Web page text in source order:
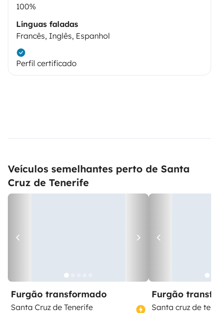
100%
Línguas faladas
Francês, Inglês, Espanhol
Perfil certificado
Veículos semelhantes perto de Santa
Cruz de Tenerife
Furgão transformado
Santa Cruz de Tenerife
Furgão
Santa cruz de